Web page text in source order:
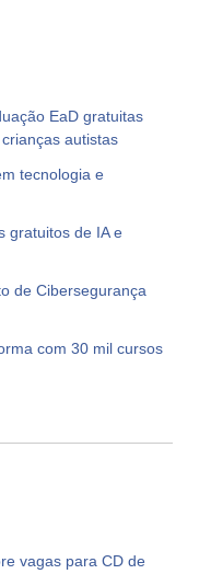
EaD gratuitas
autistas
tecnologia e
gratuitos de IA e
de Cibersegurança
com 30 mil cursos
vagas para CD de